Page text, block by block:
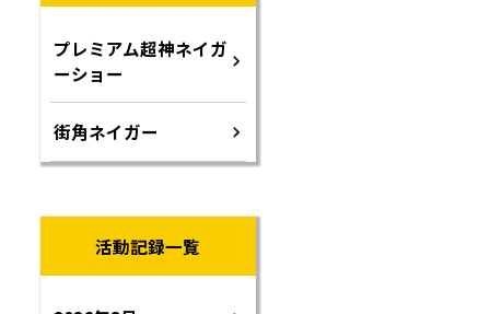
プレミアム超神ネイガ
ーショー
街角ネイガー
活動記録一覧